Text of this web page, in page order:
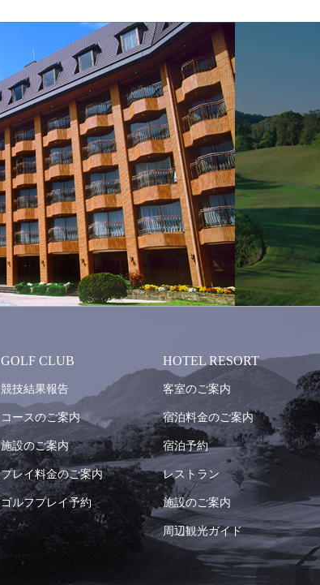
GOLF CLUB
競技結果報告
コースのご案内
施設のご案内
プレイ料金のご案内
ゴルフプレイ予約
HOTEL RESORT
客室のご案内
宿泊料金のご案内
宿泊予約
レストラン
施設のご案内
周辺観光ガイド